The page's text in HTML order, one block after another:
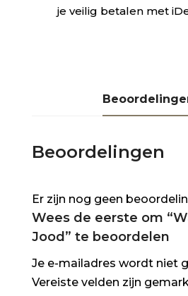
je veilig betalen met
Beoordelingen
Er zijn nog geen
Wees de eerste om
Jood” te beoordelen
Je e-mailadres wordt niet
Vereiste velden zijn